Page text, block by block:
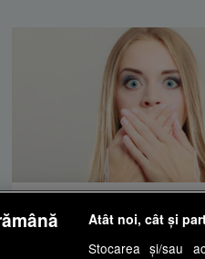
Happy Channel | 2
Atât noi, cât și
Stocarea și/sau